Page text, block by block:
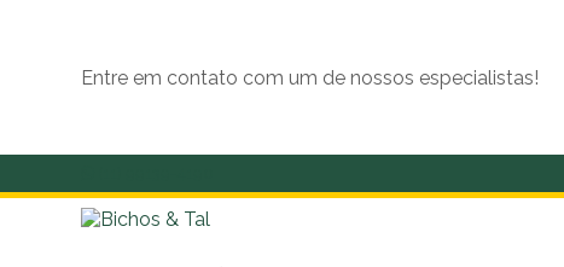
Entre em contato com um de nossos especialistas!